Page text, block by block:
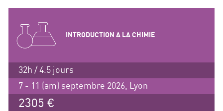
INTRODUCTION A LA CHIMIE
32h / 4.5 jours
7 - 11 (am) septembre 2026, Lyon
2305 €